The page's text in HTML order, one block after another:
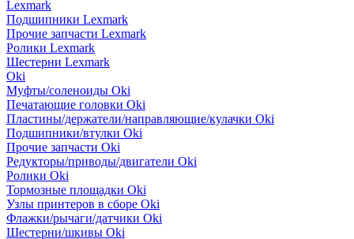
Lexmark
Подшипники Lexmark
Прочие запчасти Lexmark
Ролики Lexmark
Шестерни Lexmark
Oki
Муфты/соленоиды Oki
Печатающие головки Oki
Пластины/держатели/направляющие/кулачки Oki
Подшипники/втулки Oki
Прочие запчасти Oki
Редукторы/приводы/двигатели Oki
Ролики Oki
Тормозные площадки Oki
Узлы принтеров в сборе Oki
Флажки/рычаги/датчики Oki
Шестерни/шкивы Oki